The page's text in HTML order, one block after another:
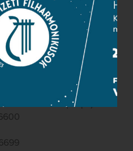
Marcell u. 1. (Müpa)